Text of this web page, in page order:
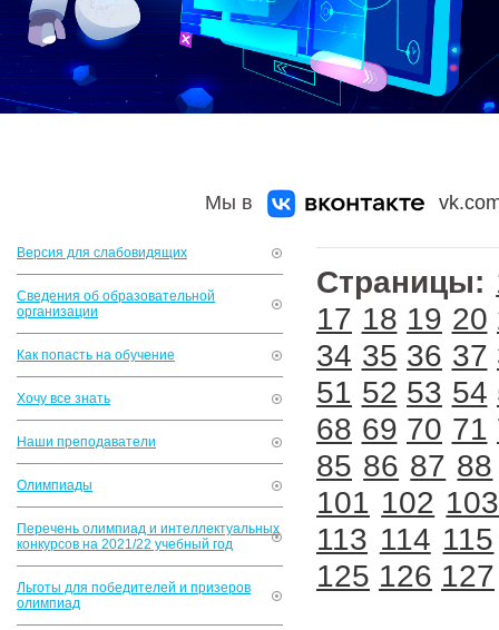
Мы в
Версия для слабовидящих
Сведения об образовательной
организации
Как попасть на обучение
Хочу все знать
Наши преподаватели
Олимпиады
Перечень олимпиад и интеллектуальных
конкурсов на 2021/22 учебный год
Льготы для победителей и призеров
олимпиад
Страницы:
17 18 19 20
34 35 36 37
51 52 53 54
68 69 70 71
85 86 87 88
101 102 103
113 114 115
125 126 127